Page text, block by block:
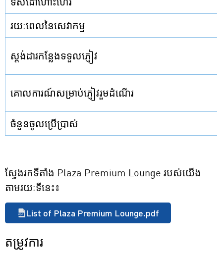
រយៈពេលនៃសេវាកម្ម
ស្តង់ដារកន្លែងទទួលភ្ញៀវ
គោលការណ៍សម្រាប់ភ្ញៀវរួមដំណើរ
ចំនួនចូលប្រើប្រាស់
ស្វែងរកទីតាំង Plaza Premium Lounge របស់យើង
តាមរយៈទីនេះ៖
List of Plaza Premium Lounge.pdf
តម្រូវការ